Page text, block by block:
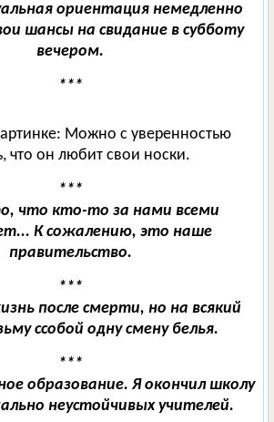
ориентация немедленно
шансы на свидание в субботу
вечером.
***
Можно с уверенностью
что он любит свои носки.
***
что кто-то за нами всеми
К сожалению, это наше
правительство.
***
после смерти, но на всякий
ссобой одну смену белья.
***
образование. Я окончил школу
неустойчивых учителей.